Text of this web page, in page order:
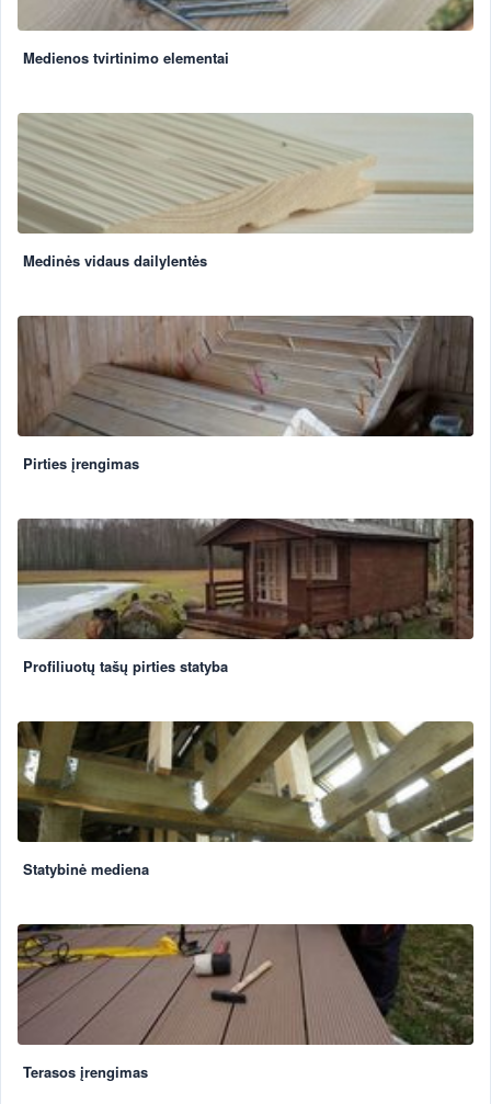
Medienos tvirtinimo elementai
Medinės vidaus dailylentės
Pirties įrengimas
Profiliuotų tašų pirties statyba
Statybinė mediena
Terasos įrengimas